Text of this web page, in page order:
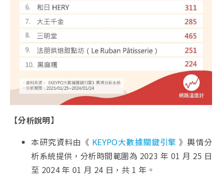
【分析說明】
本研究資料由《 KEYPO大數據關鍵引擎 》輿情分
析系統提供，分析時間範圍為 2023 年 01 月 25 日
至 2024 年 01 月 24 日，共 1 年。